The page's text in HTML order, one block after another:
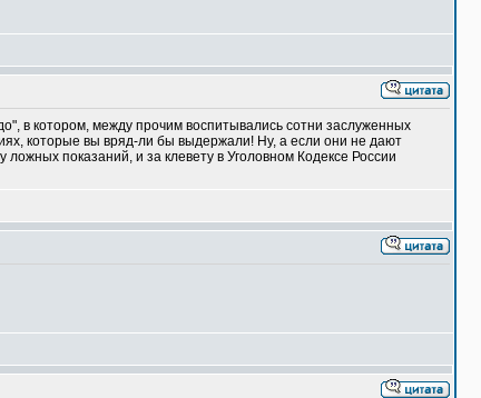
в котором, между прочим воспитывались сотни заслуженных
которые вы вряд-ли бы выдержали! Ну, а если они не дают
ложных показаний, и за клевету в Уголовном Кодексе России